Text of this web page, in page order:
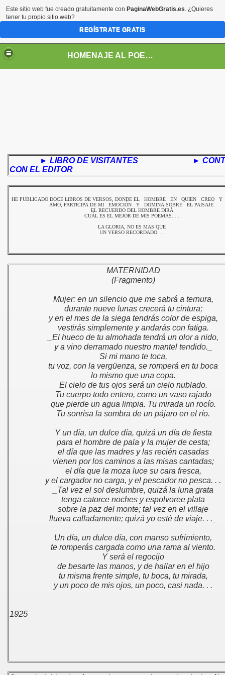
HOMENAJE AL POETA ARGENTINO JOSE PEDRONI
► LIBRO DE VISITANTES
►
CON EL EDITOR
HE PUBLICADO DOCE LIBROS DE VERSOS, DONDE EL HOMBRE EN QUIEN CREO
AMO, PARTICIPA DE MI EMOCIÓN Y DOMINA SOBRE EL PAISAJE.
EL RECUERDO DEL HOMBRE DIRÁ
CUÁL ES EL MEJOR DE MIS POEMAS. . .
LA GLORIA, NO ES MAS QUE
UN VERSO RECORDADO. . .
MATERNIDAD
(Fragmento)
Mujer: en un silencio que me sabrá a ternura,
durante nueve lunas crecerá tu cintura;
y en el mes de la siega tendrás color de espiga,
vestirás simplemente y andarás con fatiga.
_El hueco de tu almohada tendrá un olor a nido,
y a vino derramado nuestro mantel tendido._
Si mi mano te toca,
tu voz, con la vergüenza, se romperá en tu boca
lo mismo que una copa.
El cielo de tus ojos será un cielo nublado.
Tu cuerpo todo entero, como un vaso rajado
que pierde un agua limpia. Tu mirada un rocío.
Tu sonrisa la sombra de un pájaro en el río.
Y un día, un dulce día, quizá un día de fiesta
para el hombre de pala y la mujer de cesta;
el día que las madres y las recién casadas
vienen por los caminos a las misas cantadas;
el día que la moza luce su cara fresca,
y el cargador no carga, y el pescador no pesca. . .
_Tal vez el sol deslumbre, quizá la luna grata
tenga catorce noches y espolvoree plata
sobre la paz del monte; tal vez en el villaje
llueva calladamente; quizá yo esté de viaje. . ._
Un día, un dulce día, con manso sufrimiento,
te romperás cargada como una rama al viento.
Y será el regocijo
de besarte las manos, y de hallar en el hijo
tu misma frente simple, tu boca, tu mirada,
y un poco de mis ojos, un poco, casi nada. . .
1925
DE JOSE PEDRONI
Este sitio web fue creado gratuitamente con PaginaWebGratis.es. ¿Quieres
tener tu propio sitio web?
REGÍSTRATE GRATIS